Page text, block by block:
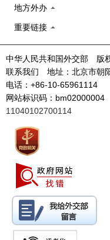
地方外办
重要链接
中华人民共和国外交部 版
联系我们 地址：北京市朝
电话：+86-10-65961114
网站标识码：bm02000004
11040102700114